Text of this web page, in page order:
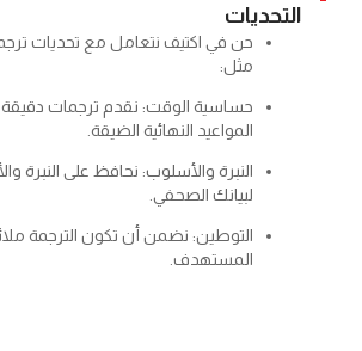
حن في اكتيف نتعامل مع تحديات ترجمة البيانات
حساسية الوقت: نقدم ترجمات دقيقة وسريعة لتلبية
المواعيد النهائية الضيقة.
النبرة والأسلوب: نحافظ على النبرة والأسلوب الأصلي
لبيانك الصحفي.
التوطين: نضمن أن تكون الترجمة ملائمة ثقافيًا